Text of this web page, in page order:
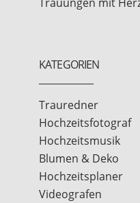
KATEGORIEN
Trauredner
Hochzeitsfotograf
Hochzeitsmusik
Blumen & Deko
Hochzeitsplaner
Videografen